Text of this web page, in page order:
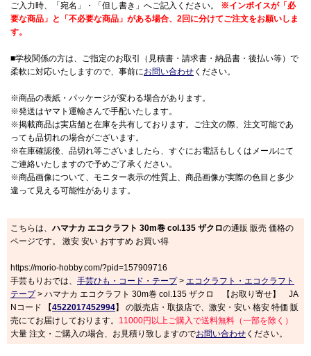
ご入力時、「宛名」・「但し書き」へご記入ください。 ※インボイスが「必
要な商品」と「不必要な商品」がある場合、2回に分けてご注文をお願いしま
す。
■学校関係の方は、ご指定のお取引（見積書・請求書・納品書・後払い等）で
柔軟に対応いたしますので、事前にお問い合わせ ください。
※商品の表紙・パッケージが変わる場合があります。
※発送はヤマト運輸さんで手配いたします。
※掲載商品は実店舗と在庫を共有しております。ご注文の際、注文可能であ
っても品切れの場合がございます。
※在庫確認後、品切れ等ございましたら、すぐにお電話もしくはメールにて
ご連絡いたしますので予めご了承ください。
※商品画像について、モニター表示の性質上、商品画像が実際の色目と多少
違って見える可能性があります。
こちらは、ハマナカ エコクラフト 30m巻 col.135 ザクロの通販 販売 価格の
ページです。 激安 安い おすすめ お買い得
https://morio-hobby.com/?pid=157909716
手芸もりおでは、 手芸ひも・コード・テープ> エコクラフト・エコクラフト
テープ> ハマナカ エコクラフト 30m巻 col.135 ザクロ 【お取り寄せ】 JA
Nコード 【4522017452994】 の販売店・取扱店で、激安・安い 格安 特価 販
売にてお届けしております。 11000円以上ご購入で送料無料（一部を除く）
大量 注文・ご購入の場合、お見積り致しますのでお問い合わせ ください。